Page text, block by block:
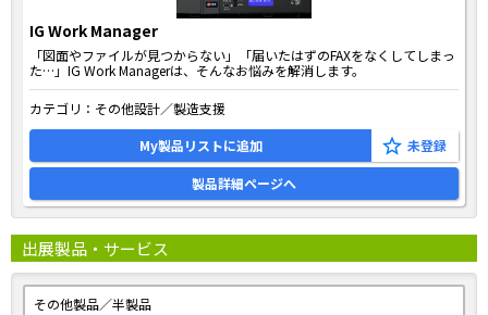
IG Work Manager
「図面やファイルが見つからない」「届いたはずのFAXをなくしてしまっ
た…」IG Work Managerは、そんなお悩みを解消します。
カテゴリ： その他設計／製造支援
My製品リストに追加
製品詳細ページへ
出展製品・サービス
その他製品／半製品